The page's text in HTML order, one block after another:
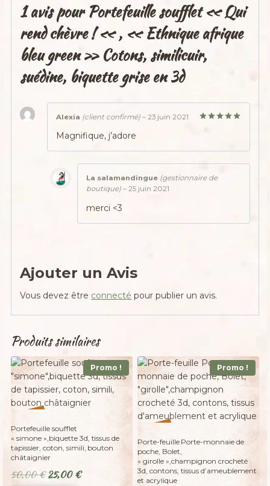
1 avis pourPortefeuille soufflet « Qui
rend chèvre ! « , « Ethnique afrique
bleu green » Cotons, similicuir,
suédine, biquette grise en 3d
Alexia (client confirmé) – 23 juin 2021
Magnifique, j’adore
La salamandingue (gestionnaire de
boutique) – 25 juin 2021
merci <3
Ajouter un Avis
Vous devez être connecté pour publier un avis.
Produits similaires
Promo !
Portefeuille soufflet
« simone »,biquette 3d, tissus de
tapissier, coton, simili, bouton
châtaignier
50,00€ Le
25,00€Le
Promo !
Porte-feuille Porte-monnaie de
poche, Bolet,
« girolle »,champignon crocheté
3d, contons, tissus d’ameublement
et acrylique